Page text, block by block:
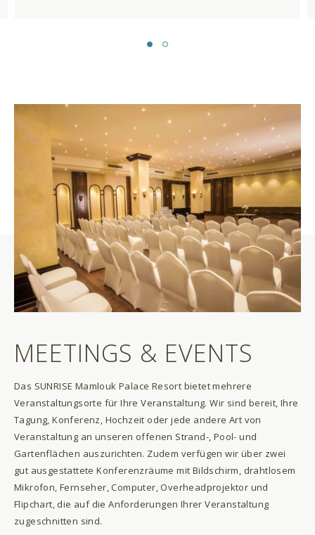
MEETINGS & EVENTS
Das SUNRISE Mamlouk Palace Resort bietet mehrere
Veranstaltungsorte für Ihre Veranstaltung. Wir sind bereit, Ihre
Tagung, Konferenz, Hochzeit oder jede andere Art von
Veranstaltung an unseren offenen Strand-, Pool- und
Gartenflächen auszurichten. Zudem verfügen wir über zwei
gut ausgestattete Konferenzräume mit Bildschirm, drahtlosem
Mikrofon, Fernseher, Computer, Overheadprojektor und
Flipchart, die auf die Anforderungen Ihrer Veranstaltung
zugeschnitten sind.